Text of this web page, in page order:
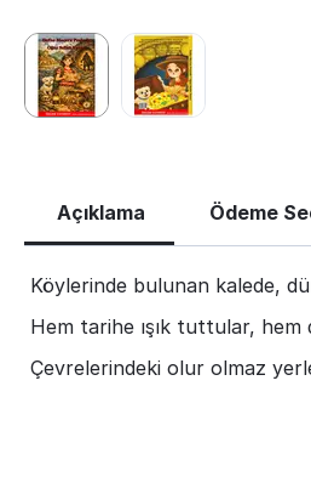
Açıklama Ödeme
Köylerinde bulunan kalede,
Hem tarihe ışık tuttular, hem
Çevrelerindeki olur olmaz